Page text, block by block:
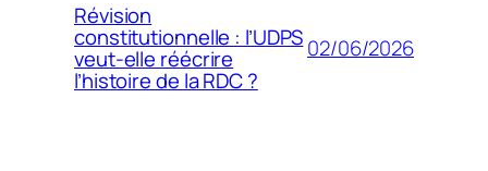
Révision
constitutionnelle : l’UDPS
veut-elle réécrire
l’histoire de la RDC ?
02/06/2026